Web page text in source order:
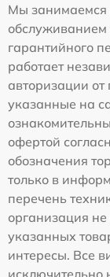
Мы занимаемся
обслуживанием
гарантийного
работает
авторизации
указанные на
офертой
обозначения
только в
перечень
организация
указанных
интересы. Все
исключительно